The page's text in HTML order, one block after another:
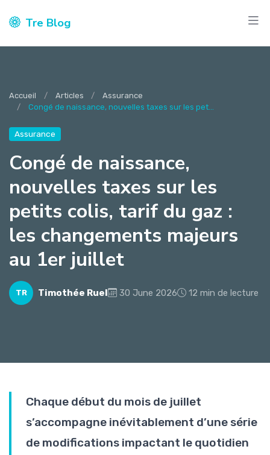
Tre Blog
Accueil Articles
Assurance
Congé de naissance, nouvelles taxes sur les pet...
Assurance
Congé de naissance,
nouvelles taxes sur les
petits colis, tarif du gaz :
les changements majeurs
au 1er juillet
TR Timothée Ruel 30 June 2026 12 min de lecture
Chaque début du mois de juillet
s’accompagne inévitablement d’une série
de modifications impactant le quotidien